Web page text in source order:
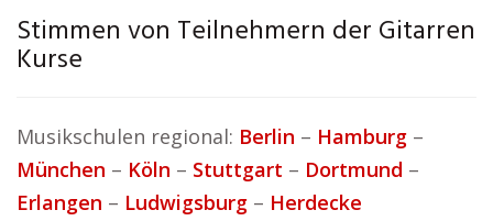
Stimmen von Teilnehmern der Gitarren
Kurse
Musikschulen regional: Berlin – Hamburg –
München – Köln – Stuttgart – Dortmund –
Erlangen – Ludwigsburg – Herdecke